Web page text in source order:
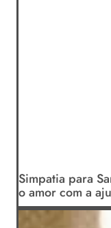
Simpatia para
o amor com a